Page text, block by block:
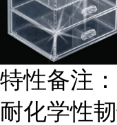
特性备注
耐化学性